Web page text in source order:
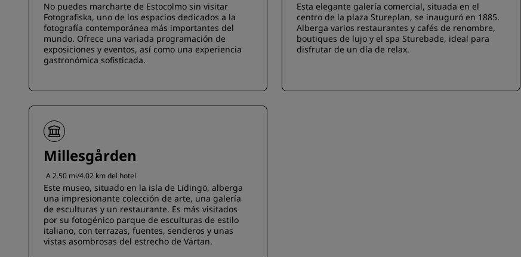
No puedes marcharte de Estocolmo sin visitar
Fotografiska, uno de los espacios dedicados a la
fotografía contemporánea más importantes del
mundo. Ofrece una variada programación de
exposiciones y eventos, así como una experiencia
gastronómica sofisticada.
Esta elegante galería comercial, situada en el
centro de la plaza Stureplan, se inauguró en 1885.
Alberga varios restaurantes y cafés de renombre,
boutiques de lujo y el spa Sturebade, ideal para
disfrutar de un día de relax.
Millesgården
A 2.50 mi/4.02 km del hotel
Este museo, situado en la isla de Lidingö, alberga
una impresionante colección de arte, una galería
de esculturas y un restaurante. Es más visitados
por su fotogénico parque de esculturas de estilo
italiano, con terrazas, fuentes, senderos y unas
vistas asombrosas del estrecho de Värtan.